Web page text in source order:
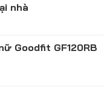
nhà
Goodfit GF120RB